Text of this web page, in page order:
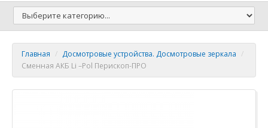
Главная / Досмотровые устройства. Досмотровые зеркала /
Сменная АКБ Li –Pol Перископ-ПРО